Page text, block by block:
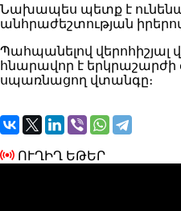
Նախապես պետք է
անհրաժեշտության
Պահպանելով վերոհիշյալ
հնարավոր է
սպառնացող վտանգը։
ՈՒՂԻՂ ԵԹԵՐ